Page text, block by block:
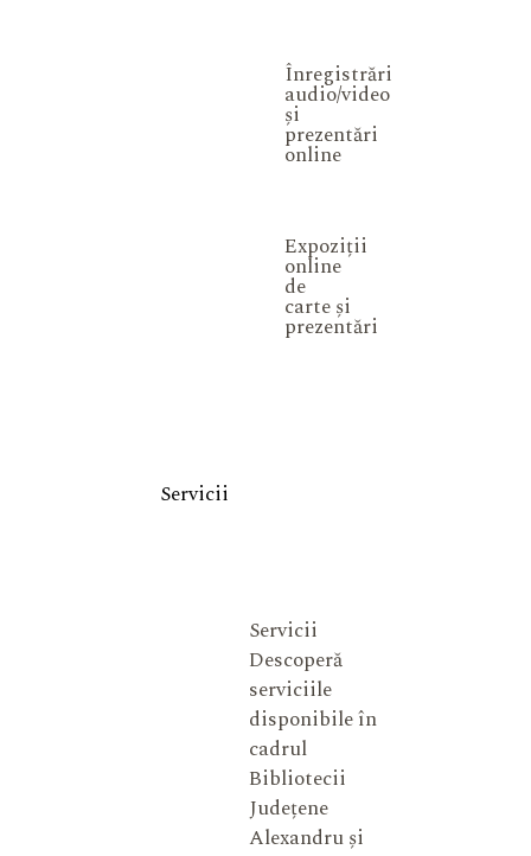
Înregistrări
audio/video
și
prezentări
online
Expoziții
online
de
carte și
prezentări
Servicii
Servicii
Descoperă
serviciile
disponibile în
cadrul
Bibliotecii
Județene
Alexandru și